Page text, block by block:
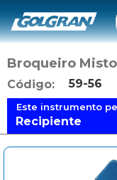
Broqueiro
Código: 59-56
Este instrumento
Recipiente